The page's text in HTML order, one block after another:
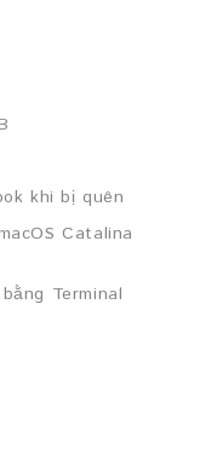
khi bị quên
Catalina
Terminal